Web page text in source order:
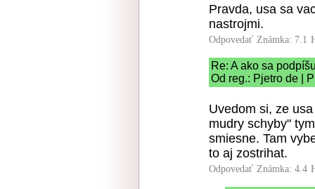
Pravda, usa sa
nastrojmi.
Odpovedať Známka: 7.1
Re: A ako sa
Od reg.: Pjetro de |
Uvedom si, ze
mudry schyby"
smiesne. Tam
to aj zostrihat.
Odpovedať Známka: 4.4